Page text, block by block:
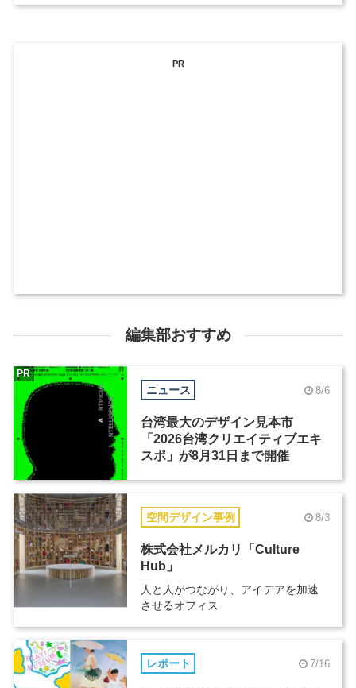
PR
編集部おすすめ
ニュース 8/6
台湾最大のデザイン見本市
「2026台湾クリエイティブエキ
スポ」が8月31日まで開催
PR
空間デザイン事例 8/3
株式会社メルカリ「Culture
Hub」
人と人がつながり、アイデアを加速
させるオフィス
レポート 7/16